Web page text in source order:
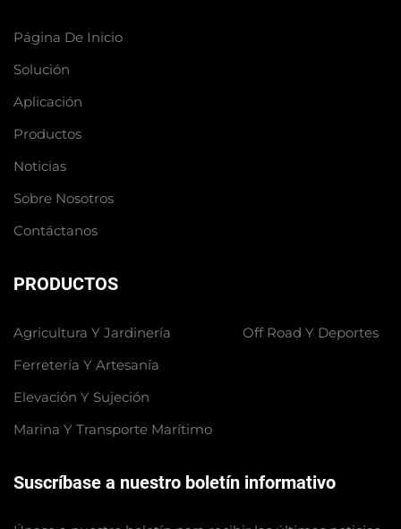
Página De Inicio
Solución
Aplicación
Productos
Noticias
Sobre Nosotros
Contáctanos
PRODUCTOS
Agricultura Y Jardinería
Ferretería Y Artesanía
Elevación Y Sujeción
Marina Y Transporte Marítimo
Off Road Y Deportes
Suscríbase a nuestro boletín informativo